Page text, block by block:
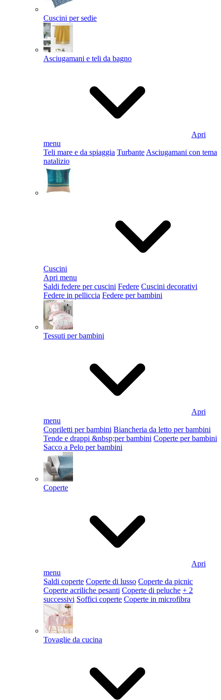
Cuscini per sedie
Asciugamani e teli da bagno
Apri
menu
Teli mare e da spiaggia Turbante Asciugamani con tema
natalizio
Cuscini
Apri menu
Saldi federe per cuscini Federe Cuscini decorativi
Federe in pelliccia Federe per bambini
Tessuti per bambini
Apri
menu
Copriletti per bambini Biancheria da letto per bambini
Tende e drappi &nbsp;per bambini Coperte per bambini
Sacco a Pelo per bambini
Coperte
Apri
menu
Saldi coperte Coperte di lusso Coperte da picnic
Coperte acriliche pesanti Coperte di peluche + 2
successivi Soffici coperte Coperte in microfibra
Tovaglie da cucina